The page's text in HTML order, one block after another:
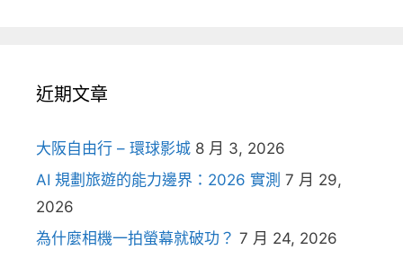
近期文章
大阪自由行 – 環球影城 8 月 3, 2026
AI 規劃旅遊的能力邊界：2026 實測 7 月 29,
2026
為什麼相機一拍螢幕就破功？ 7 月 24, 2026